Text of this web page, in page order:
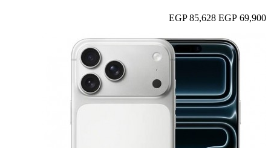
69,900 EGP
85,628 EGP